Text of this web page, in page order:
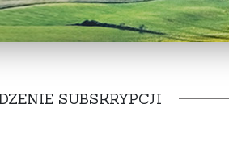
SUBSKRYPCJI